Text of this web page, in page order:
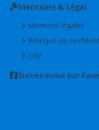
Mentions & Légal
Mentions légales
Politique de
CGV
Suivez-nous sur